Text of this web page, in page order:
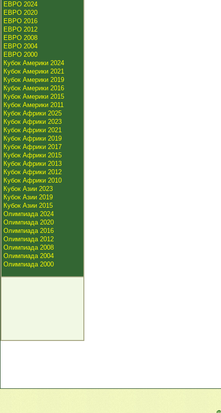
ЕВРО 2024
ЕВРО 2020
ЕВРО 2016
ЕВРО 2012
ЕВРО 2008
ЕВРО 2004
ЕВРО 2000
Кубок Америки 2024
Кубок Америки 2021
Кубок Америки 2019
Кубок Америки 2016
Кубок Америки 2015
Кубок Америки 2011
Кубок Африки 2025
Кубок Африки 2023
Кубок Африки 2021
Кубок Африки 2019
Кубок Африки 2017
Кубок Африки 2015
Кубок Африки 2013
Кубок Африки 2012
Кубок Африки 2010
Кубок Азии 2023
Кубок Азии 2019
Кубок Азии 2015
Олимпиада 2024
Олимпиада 2020
Олимпиада 2016
Олимпиада 2012
Олимпиада 2008
Олимпиада 2004
Олимпиада 2000